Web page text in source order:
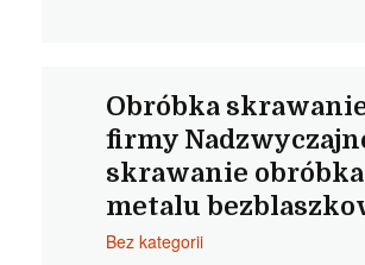
Obróbka
firmy
skrawanie obróbka
metalu
Bez kategorii